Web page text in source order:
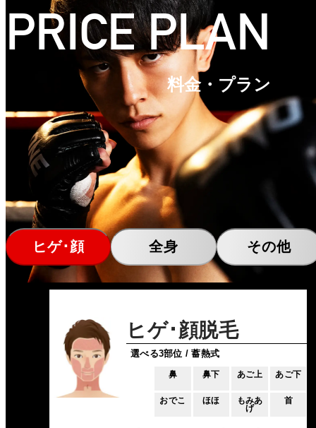
PRICE PLAN
料金・プラン
ヒゲ･顔 全身 その他
ヒゲ･顔脱毛
選べる3部位 / 蓄熱式
鼻 鼻下 あご上 あご下
おでこ ほほ もみあ
げ
首